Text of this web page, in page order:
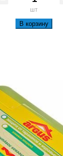
шт
В корзину